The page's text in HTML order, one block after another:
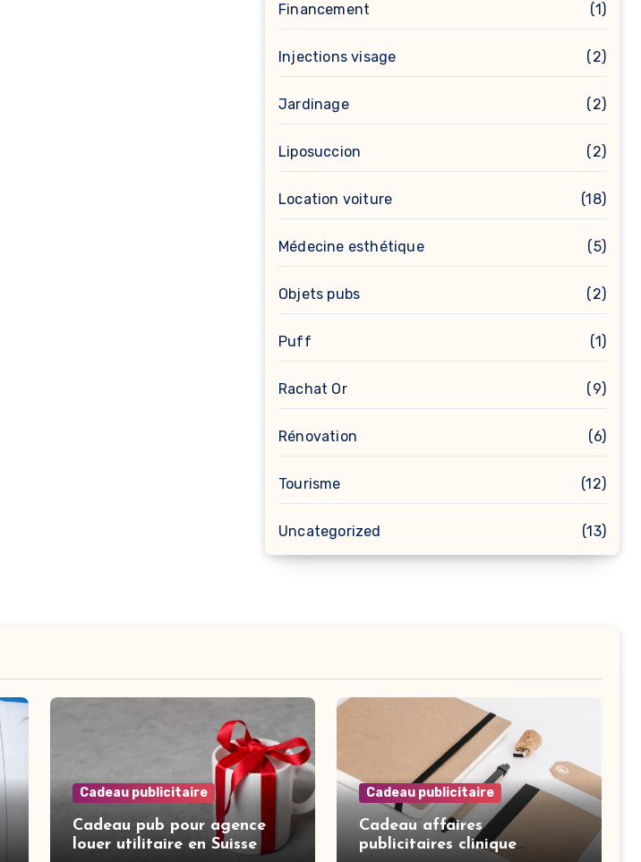
Financement (1)
Injections visage (2)
Jardinage (2)
Liposuccion (2)
Location voiture (18)
Médecine esthétique (5)
Objets pubs (2)
Puff (1)
Rachat Or (9)
Rénovation (6)
Tourisme (12)
Uncategorized (13)
Cadeau publicitaire
Cadeau pub pour agence
louer utilitaire en Suisse
Cadeau publicitaire
Cadeau affaires
publicitaires clinique